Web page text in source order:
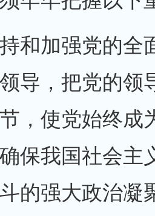
强党的全面
导，把党的领
，使党始终成
保我国社会主
的强大政治凝